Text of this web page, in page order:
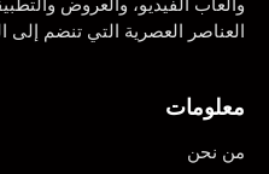
وألعاب الفيديو، والعروض
العناصر العصرية التي تنضم إلى
معلومات
من نحن